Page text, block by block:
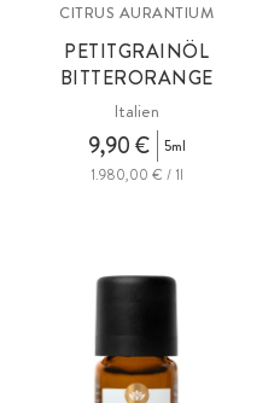
CITRUS AURANTIUM
PETITGRAINÖL
BITTERORANGE
Italien
9,90 €
5ml
1.980,00 € / 1l